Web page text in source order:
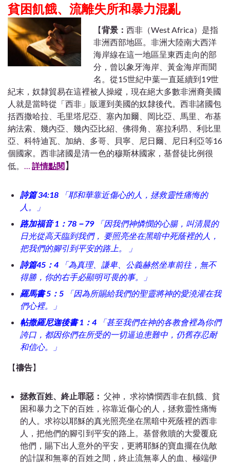
貧困飢餓、流離失所和暴力混亂
【背景： 西非（West Africa）是指
非洲西部地區。非洲大陸南大西洋
海岸線在這一地區呈東西走向的部
分，曾以象牙海岸、黃金海岸而聞
名。從15世紀中葉一直延續到19世
紀末，奴隸貿易在這裡被人操縱，現在絕大多數非洲裔美國
人就是當時從「西非」販運到美國的奴隸後代。西非諸國包
括西撒哈拉、毛里塔尼亞、塞內加爾、岡比亞、馬里、布基
納法索、幾內亞、幾內亞比紹、佛得角、塞拉利昂、利比里
亞、科特迪瓦、加納、多哥、貝寧、尼日爾、尼日利亞等16
個國家。西非諸國是清一色的穆斯林國家，基督徒比例很
低。
詳情點閱】
詩篇 34:18 「耶和華靠近傷心的人，拯救靈性痛悔的
人。
」
路加福音 1：78－79
「因我們神憐憫的心腸，叫清晨的
日光從高天臨到我們， 要照亮坐在黑暗中死蔭裡的人，
把我們的腳引到平安的路上。 」
詩篇45：4
「為真理、謙卑、公義赫然坐車前往，無不
得勝，你的右手必顯明可畏的事。
」
羅馬書 5：5
「因為所賜給我們的聖靈將神的愛澆灌在我
們心裡。
」
帖撒羅尼迦後書 1：4
「甚至我們在神的各教會裡為你們
誇口，都因你們在所受的一切逼迫患難中，仍舊存忍耐
和信心。
」
【禱告】
拯救百姓、終止罪惡： 父神， 求祢憐憫西非在飢餓、貧
困和暴力之下的百姓，祢靠近傷心的人，拯救靈性痛悔
的人。求祢以耶穌的真光照亮坐在黑暗中死蔭裡的西非
人，把他們的腳引到平安的路上。基督救贖的大愛覆庇
他們，賜下出人意外的平安，更將耶穌的寶血擺在仇敵
的計謀和無辜的百姓之間，終止流無辜人的血、極端伊